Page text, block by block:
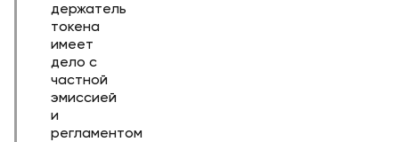
держатель
токена
имеет
дело с
частной
эмиссией
и
регламентом